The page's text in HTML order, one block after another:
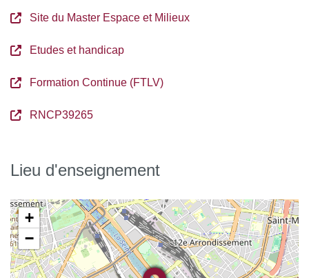
Site du Master Espace et Milieux
Etudes et handicap
Formation Continue (FTLV)
RNCP39265
Lieu d'enseignement
+
−